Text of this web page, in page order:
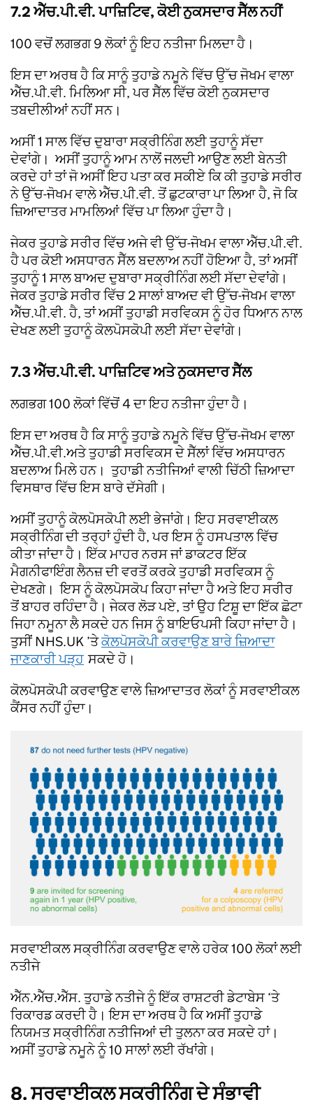
7.2 ਐੱਚ.ਪੀ.ਵੀ. ਪਾਜ਼ਿਟਿਵ, ਕੋਈ ਨੁਕਸਦਾਰ ਸੈੱਲ ਨਹੀਂ
100 ਵਚੋਂ ਲਗਭਗ 9 ਲੋਕਾਂ ਨੂੰ ਇਹ ਨਤੀਜਾ ਮਿਲਦਾ ਹੈ।
ਇਸ ਦਾ ਅਰਥ ਹੈ ਕਿ ਸਾਨੂੰ ਤੁਹਾਡੇ ਨਮੂਨੇ ਵਿੱਚ ਉੱਚ ਜੋਖਮ ਵਾਲਾ
ਐੱਚ.ਪੀ.ਵੀ. ਮਿਲਿਆ ਸੀ, ਪਰ ਸੈੱਲ ਵਿੱਚ ਕੋਈ ਨੁਕਸਦਾਰ
ਤਬਦੀਲੀਆਂ ਨਹੀਂ ਸਨ।
ਅਸੀਂ 1 ਸਾਲ ਵਿੱਚ ਦੁਬਾਰਾ ਸਕ੍ਰੀਨਿੰਗ ਲਈ ਤੁਹਾਨੂੰ ਸੱਦਾ
ਦੇਵਾਂਗੇ। ਅਸੀਂ ਤੁਹਾਨੂੰ ਆਮ ਨਾਲੋਂ ਜਲਦੀ ਆਉਣ ਲਈ ਬੇਨਤੀ
ਕਰਦੇ ਹਾਂ ਤਾਂ ਜੋ ਅਸੀਂ ਇਹ ਪਤਾ ਕਰ ਸਕੀਏ ਕਿ ਕੀ ਤੁਹਾਡੇ ਸਰੀਰ
ਨੇ ਉੱਚ-ਜੋਖਮ ਵਾਲੇ ਐੱਚ.ਪੀ.ਵੀ. ਤੋਂ ਛੁਟਕਾਰਾ ਪਾ ਲਿਆ ਹੈ, ਜੋ ਕਿ
ਜ਼ਿਆਦਾਤਰ ਮਾਮਲਿਆਂ ਵਿੱਚ ਪਾ ਲਿਆ ਹੁੰਦਾ ਹੈ।
ਜੇਕਰ ਤੁਹਾਡੇ ਸਰੀਰ ਵਿੱਚ ਅਜੇ ਵੀ ਉੱਚ-ਜੋਖਮ ਵਾਲਾ ਐੱਚ.ਪੀ.ਵੀ.
ਹੈ ਪਰ ਕੋਈ ਅਸਧਾਰਨ ਸੈੱਲ ਬਦਲਾਅ ਨਹੀਂ ਹੋਇਆ ਹੈ, ਤਾਂ ਅਸੀਂ
ਤੁਹਾਨੂੰ 1 ਸਾਲ ਬਾਅਦ ਦੁਬਾਰਾ ਸਕ੍ਰੀਨਿੰਗ ਲਈ ਸੱਦਾ ਦੇਵਾਂਗੇ।
ਜੇਕਰ ਤੁਹਾਡੇ ਸਰੀਰ ਵਿੱਚ 2 ਸਾਲਾਂ ਬਾਅਦ ਵੀ ਉੱਚ-ਜੋਖਮ ਵਾਲਾ
ਐੱਚ.ਪੀ.ਵੀ. ਹੈ, ਤਾਂ ਅਸੀਂ ਤੁਹਾਡੀ ਸਰਵਿਕਸ ਨੂੰ ਹੋਰ ਧਿਆਨ ਨਾਲ
ਦੇਖਣ ਲਈ ਤੁਹਾਨੂੰ ਕੋਲਪੋਸਕੋਪੀ ਲਈ ਸੱਦਾ ਦੇਵਾਂਗੇ।
7.3 ਐੱਚ.ਪੀ.ਵੀ. ਪਾਜ਼ਿਟਿਵ ਅਤੇ ਨੁਕਸਦਾਰ ਸੈੱਲ
ਲਗਭਗ 100 ਲੋਕਾਂ ਵਿੱਚੋਂ 4 ਦਾ ਇਹ ਨਤੀਜਾ ਹੁੰਦਾ ਹੈ।
ਇਸ ਦਾ ਅਰਥ ਹੈ ਕਿ ਸਾਨੂੰ ਤੁਹਾਡੇ ਨਮੂਨੇ ਵਿੱਚ ਉੱਚ-ਜੋਖਮ ਵਾਲਾ
ਐੱਚ.ਪੀ.ਵੀ.ਅਤੇ ਤੁਹਾਡੀ ਸਰਵਿਕਸ ਦੇ ਸੈੱਲਾਂ ਵਿੱਚ ਅਸਧਾਰਨ
ਬਦਲਾਅ ਮਿਲੇ ਹਨ। ਤੁਹਾਡੀ ਨਤੀਜਿਆਂ ਵਾਲੀ ਚਿੱਠੀ ਜ਼ਿਆਦਾ
ਵਿਸਥਾਰ ਵਿੱਚ ਇਸ ਬਾਰੇ ਦੱਸੇਗੀ।
ਅਸੀਂ ਤੁਹਾਨੂੰ ਕੋਲਪੋਸਕੋਪੀ ਲਈ ਭੇਜਾਂਗੇ। ਇਹ ਸਰਵਾਈਕਲ
ਸਕ੍ਰੀਨਿੰਗ ਦੀ ਤਰ੍ਹਾਂ ਹੁੰਦੀ ਹੈ, ਪਰ ਇਸ ਨੂੰ ਹਸਪਤਾਲ ਵਿੱਚ
ਕੀਤਾ ਜਾਂਦਾ ਹੈ। ਇੱਕ ਮਾਹਰ ਨਰਸ ਜਾਂ ਡਾਕਟਰ ਇੱਕ
ਮੈਗਨੀਫਾਇੰਗ ਲੈਨਜ਼ ਦੀ ਵਰਤੋਂ ਕਰਕੇ ਤੁਹਾਡੀ ਸਰਵਿਕਸ ਨੂੰ
ਦੇਖਣਗੇ। ਇਸ ਨੂੰ ਕੋਲਪੋਸਕੋਪ ਕਿਹਾ ਜਾਂਦਾ ਹੈ ਅਤੇ ਇਹ ਸਰੀਰ
ਤੋਂ ਬਾਹਰ ਰਹਿੰਦਾ ਹੈ। ਜੇਕਰ ਲੋੜ ਪਏ, ਤਾਂ ਉਹ ਟਿਸ਼ੂ ਦਾ ਇੱਕ ਛੋਟਾ
ਜਿਹਾ ਨਮੂਨਾ ਲੈ ਸਕਦੇ ਹਨ ਜਿਸ ਨੂੰ ਬਾਇਓਪਸੀ ਕਿਹਾ ਜਾਂਦਾ ਹੈ।
ਤੁਸੀਂ NHS.UK ’ਤੇਕੋਲਪੋਸਕੋਪੀ ਕਰਵਾਉਣ ਬਾਰੇ ਜ਼ਿਆਦਾ
ਜਾਣਕਾਰੀ ਪੜ੍ਹ ਸਕਦੇ ਹੋ।
ਕੋਲਪੋਸਕੋਪੀ ਕਰਵਾਉਣ ਵਾਲੇ ਜ਼ਿਆਦਾਤਰ ਲੋਕਾਂ ਨੂੰ ਸਰਵਾਈਕਲ
ਕੈਂਸਰ ਨਹੀਂ ਹੁੰਦਾ।
ਸਰਵਾਈਕਲ ਸਕ੍ਰੀਨਿੰਗ ਕਰਵਾਉਣ ਵਾਲੇ ਹਰੇਕ 100 ਲੋਕਾਂ ਲਈ
ਨਤੀਜੇ
ਐੱਨ.ਐੱਚ.ਐੱਸ. ਤੁਹਾਡੇ ਨਤੀਜੇ ਨੂੰ ਇੱਕ ਰਾਸ਼ਟਰੀ ਡੇਟਾਬੇਸ ‘ਤੇ
ਰਿਕਾਰਡ ਕਰਦੀ ਹੈ। ਇਸ ਦਾ ਅਰਥ ਹੈ ਕਿ ਅਸੀਂ ਤੁਹਾਡੇ
ਨਿਯਮਤ ਸਕ੍ਰੀਨਿੰਗ ਨਤੀਜਿਆਂ ਦੀ ਤੁਲਨਾ ਕਰ ਸਕਦੇ ਹਾਂ।
ਅਸੀਂ ਤੁਹਾਡੇ ਨਮੂਨੇ ਨੂੰ 10 ਸਾਲਾਂ ਲਈ ਰੱਖਾਂਗੇ।
8. ਸਰਵਾਈਕਲ ਸਕ੍ਰੀਨਿੰਗ ਦੇ ਸੰਭਾਵੀ